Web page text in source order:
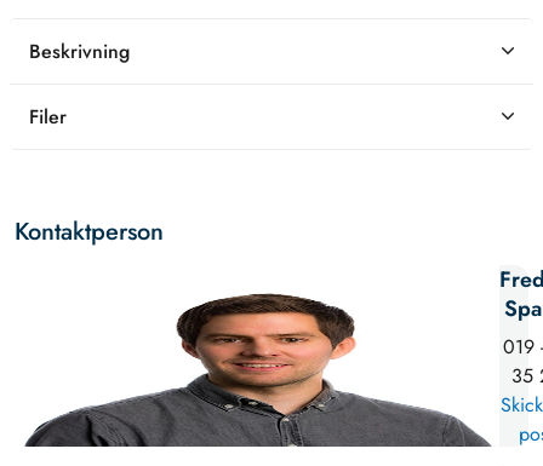
Beskrivning
Filer
Kontaktperson
019
35